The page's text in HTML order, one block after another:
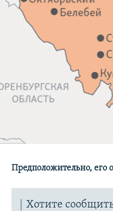
Предположительно, его
Хотите